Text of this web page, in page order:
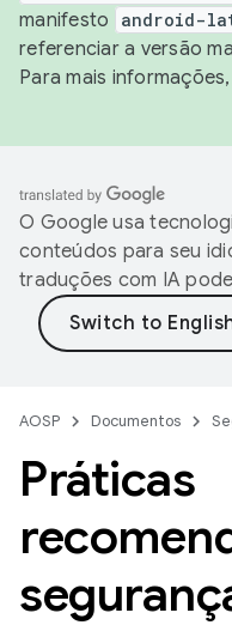
manifesto
android-
referenciar a versão
Para mais
O Google usa
conteúdos para seu
traduções com IA
AOSP Documentos
Práticas